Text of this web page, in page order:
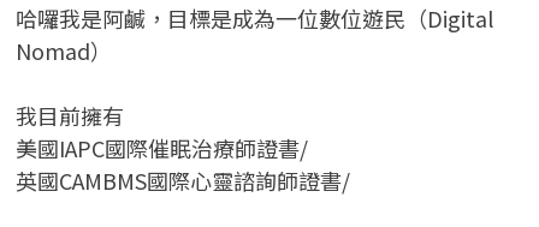
哈囉我是阿鹹，目標是成為一位數位遊民（Digital
Nomad）
我目前擁有
美國IAPC國際催眠治療師證書/
英國CAMBMS國際心靈諮詢師證書/